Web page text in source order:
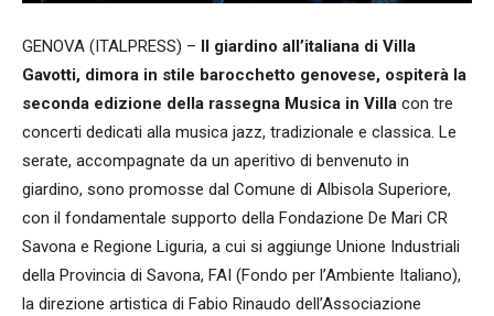
GENOVA (ITALPRESS) – Il giardino all’italiana di Villa
Gavotti, dimora in stile barocchetto genovese, ospiterà la
seconda edizione della rassegna Musica in Villa con tre
concerti dedicati alla musica jazz, tradizionale e classica. Le
serate, accompagnate da un aperitivo di benvenuto in
giardino, sono promosse dal Comune di Albisola Superiore,
con il fondamentale supporto della Fondazione De Mari CR
Savona e Regione Liguria, a cui si aggiunge Unione Industriali
della Provincia di Savona, FAI (Fondo per l’Ambiente Italiano),
la direzione artistica di Fabio Rinaudo dell’Associazione